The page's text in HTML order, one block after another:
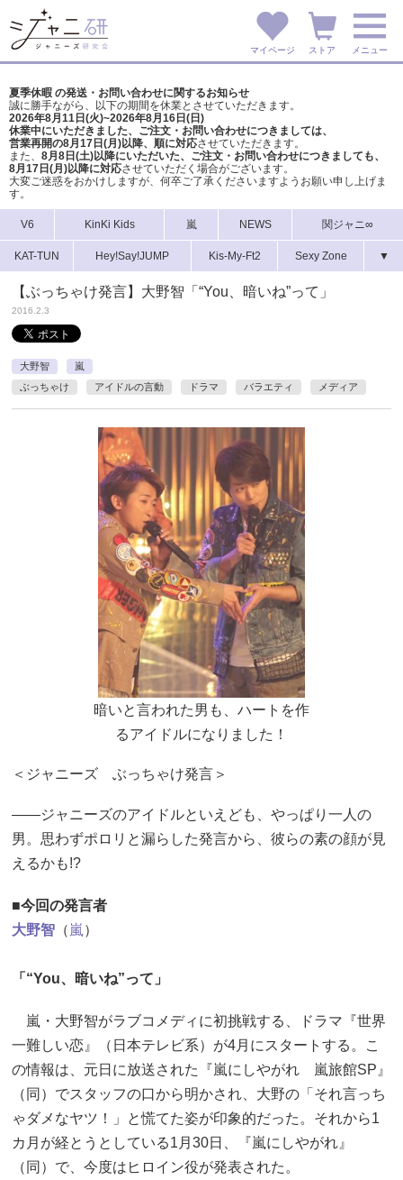
マイページ ストア メニュー
夏季休暇 の発送・お問い合わせに関するお知らせ
誠に勝手ながら、以下の期間を休業とさせていただきます。
2026年8月11日(火)~2026年8月16日(日)
休業中にいただきました、ご注文・お問い合わせにつきましては、
営業再開の8月17日(月)以降、順に対応させていただきます。
また、 8月8日(土)以降にいただいた、ご注文・ お問い合わせにつきましても、
8月17日(月)以降に対応させていただく場合がございます。
大変ご迷惑をおかけしますが、 何卒ご了承くださいますようお願い申し上げま
す。
V6 KinKi Kids 嵐 NEWS 関ジャニ∞
KAT-TUN Hey!Say!JUMP Kis-My-Ft2 Sexy Zone ▼
【ぶっちゃけ発言】大野智「“You、暗いね”って」
2016.2.3
大野智
嵐
ぶっちゃけ
アイドルの言動 ドラマ バラエティ メディア
暗いと言われた男も、ハートを作
るアイドルになりました！
＜ジャニーズ ぶっちゃけ発言＞
――ジャニーズのアイドルといえども、やっぱり一人の
男。思わずポロリと漏らした発言から、彼らの素の顔が見
えるかも!?
■今回の発言者
大野智 （ 嵐 ）
「“You、暗いね”って」
嵐・大野智がラブコメディに初挑戦する、ドラマ『世界
一難しい恋』（日本テレビ系）が4月にスタートする。こ
の情報は、元日に放送された『嵐にしやがれ 嵐旅館SP』
（同）でスタッフの口から明かされ、大野の「それ言っち
ゃダメなヤツ！」と慌てた姿が印象的だった。それから1
カ月が経とうとしている1月30日、『嵐にしやがれ』
（同）で、今度はヒロイン役が発表された。